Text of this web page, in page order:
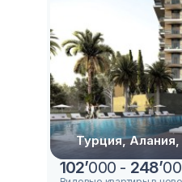
Турция,
102’000 - 248’